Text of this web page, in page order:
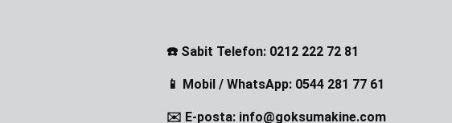
☎️ Sabit Telefon: 0212 222 72 81
📱 Mobil / WhatsApp: 0544 281 77 61
✉️ E-posta: info@goksumakine.com